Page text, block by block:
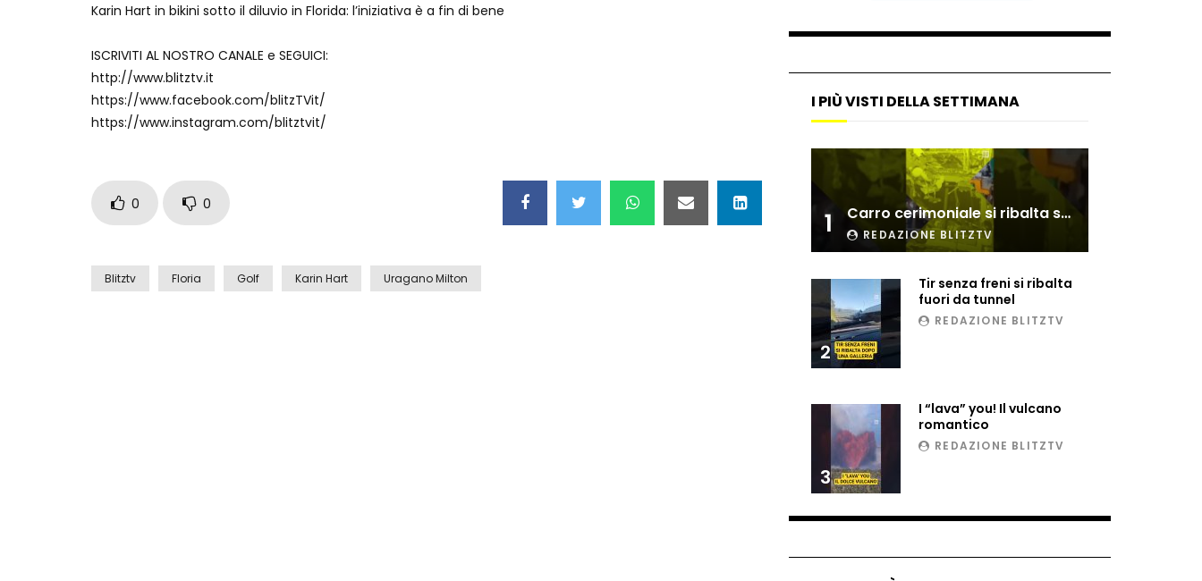
dopo incidente
Nei casinò arriva il cambio
Esplode cabina elettrica
sotterranea
Grattacielo crolla per un
incendio
Ammiocuggino con la ruspa…
Karin Hart in bikini sotto il diluvio in Florida: l’iniziativa è a fin di bene
ISCRIVITI AL NOSTRO CANALE e SEGUICI:
http://www.blitztv.it
https://www.facebook.com/blitzTVit/
https://www.instagram.com/blitztvit/
0 0
Blitztv Floria Golf Karin Hart Uragano Milton
I PIÙ VISTI DELLA SETTIMANA
1 Carro cerimoniale si ribalta sulla folla
REDAZIONE BLITZTV
2
Tir senza freni si ribalta
fuori da tunnel
REDAZIONE BLITZTV
3
I “lava” you! Il vulcano
romantico
REDAZIONE BLITZTV